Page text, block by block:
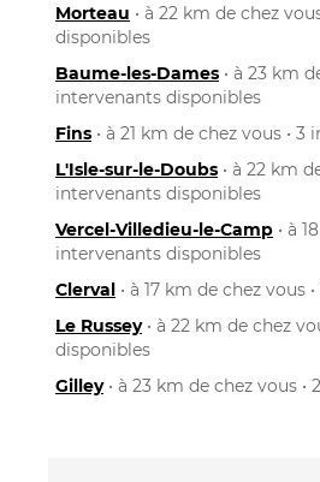
Morteau • à 22 km de chez
disponibles
Baume-les-Dames • à 23 km
intervenants disponibles
Fins • à 21 km de chez vous •
L'Isle-sur-le-Doubs • à 22 km
intervenants disponibles
Vercel-Villedieu-le-Camp • à
intervenants disponibles
Clerval • à 17 km de chez vous
Le Russey• à 22 km de chez
disponibles
Gilley• à 23 km de chez vous